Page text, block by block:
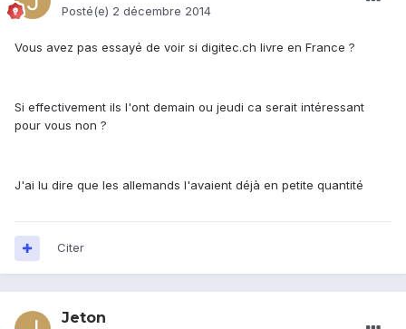
Posté(e) 2 décembre 2014
Vous avez pas essayé de voir si digitec.ch livre en France ?
Si effectivement ils l'ont demain ou jeudi ca serait intéressant
pour vous non ?
J'ai lu dire que les allemands l'avaient déjà en petite quantité
Citer
Jeton